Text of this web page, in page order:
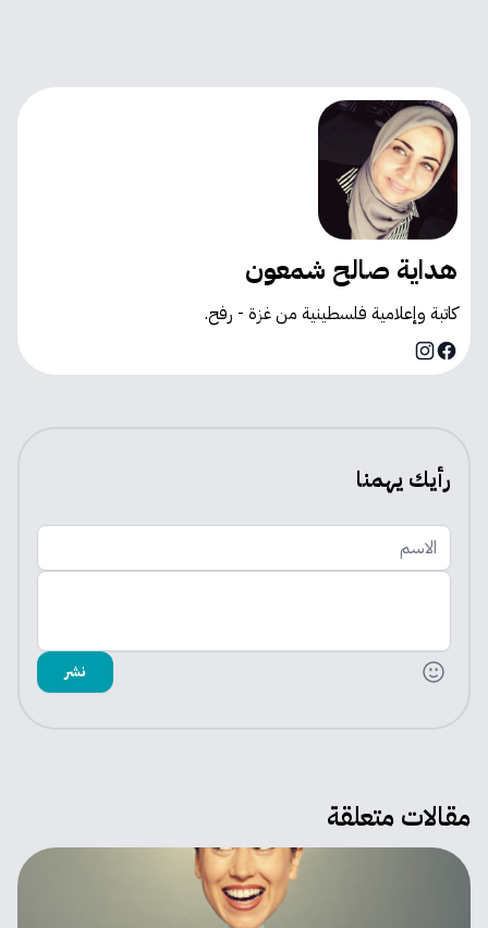
هداية صالح شمعون
كاتبة وإعلامية فلسطينية من غزة - رفح.
Facebook
Instagram
رأيك يهمنا
الاسم
اضف تعليقك
نشر
مقالات متعلقة